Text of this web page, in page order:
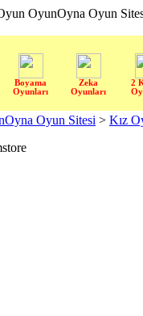
OyunOyna Oyun
Boyama
Oyunları
Zeka
Oyunları
2
Oyun Sitesi > Kız